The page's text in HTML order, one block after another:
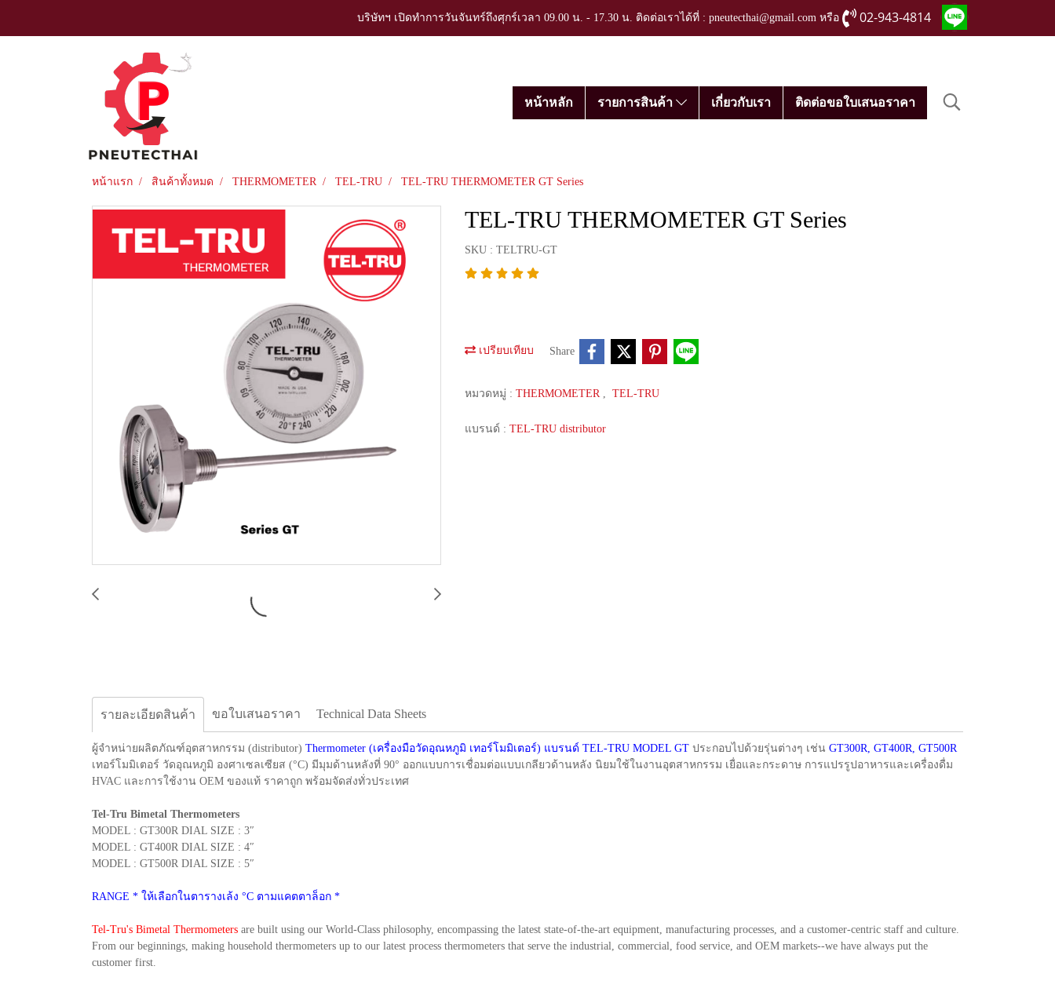
บริษัทฯ เปิดทำการวันจันทร์ถึงศุกร์เวลา 09.00 น. - 17.30 น. ติดต่อเราได้ที่ : pneutecthai@gmail.com หรือ 02-943-4814
หน้าหลัก รายการสินค้า เกี่ยวกับเรา ติดต่อขอใบเสนอราคา
หน้าแรก สินค้าทั้งหมด THERMOMETER TEL-TRU TEL-TRU THERMOMETER GT Series
TEL-TRU THERMOMETER GT Series
SKU : TELTRU-GT
เปรียบเทียบ Share
หมวดหมู่ : THERMOMETER , TEL-TRU
แบรนด์ : TEL-TRU distributor
รายละเอียดสินค้า ขอใบเสนอราคา Technical Data Sheets
ผู้จำหน่ายผลิตภัณฑ์อุตสาหกรรม (distributor) Thermometer (เครื่องมือวัดอุณหภูมิ เทอร์โมมิเตอร์) แบรนด์ TEL-TRU MODEL GT ประกอบไปด้วยรุ่นต่างๆ เช่น GT300R, GT400R, GT500R
เทอร์โมมิเตอร์ วัดอุณหภูมิ องศาเซลเซียส (°C) มีมุมด้านหลังที่ 90° ออกแบบการเชื่อมต่อแบบเกลียวด้านหลัง นิยมใช้ในงานอุตสาหกรรม เยื่อและกระดาษ การแปรรูปอาหารและเครื่องดื่ม
HVAC และการใช้งาน OEM ของแท้ ราคาถูก พร้อมจัดส่งทั่วประเทศ
Tel-Tru Bimetal Thermometers
MODEL : GT300R DIAL SIZE : 3″
MODEL : GT400R DIAL SIZE : 4″
MODEL : GT500R DIAL SIZE : 5″
RANGE * ให้เลือกในตารางเล้ง °C ตามแคตตาล็อก *
Tel-Tru's Bimetal Thermometers are built using our World-Class philosophy, encompassing the latest state-of-the-art equipment, manufacturing processes, and a customer-centric staff and culture.
From our beginnings, making household thermometers up to our latest process thermometers that serve the industrial, commercial, food service, and OEM markets--we have always put the
customer first.